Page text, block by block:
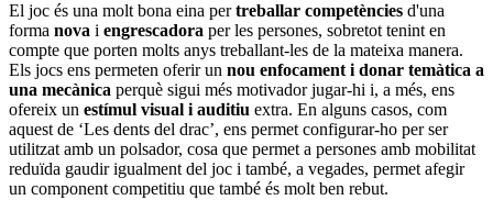
El joc és una molt bona eina pertreballar competències d'una
forma nova i engrescadora per les persones, sobretot tenint en
compte que porten molts anys treballant-les de la mateixa manera.
Els jocs ens permeten oferir un nou enfocament i donar temàtica a
una mecànica perquè sigui més motivador jugar-hi i, a més, ens
ofereix un estímul visual i auditiu extra. En alguns casos, com
aquest de ‘Les dents del drac’, ens permet configurar-ho per ser
utilitzat amb un polsador, cosa que permet a persones amb mobilitat
reduïda gaudir igualment del joc i també, a vegades, permet afegir
un component competitiu que també és molt ben rebut.